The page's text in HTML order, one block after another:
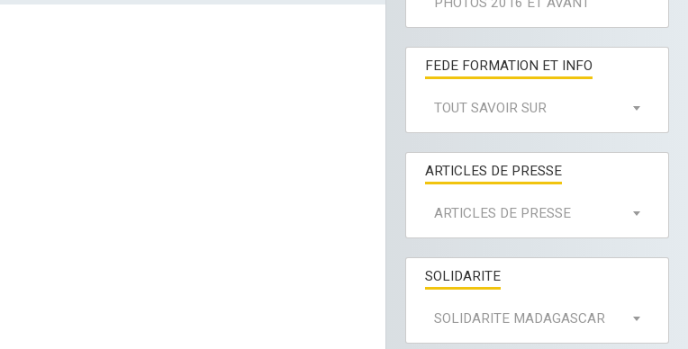
FEDE FORMATION ET INFO
TOUT SAVOIR SUR
ARTICLES DE PRESSE
ARTICLES DE PRESSE
SOLIDARITE
SOLIDARITE MADAGASCAR